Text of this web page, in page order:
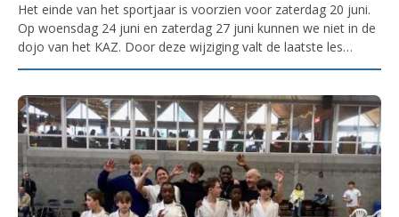
Het einde van het sportjaar is voorzien voor zaterdag 20 juni.
Op woensdag 24 juni en zaterdag 27 juni kunnen we niet in de
dojo van het KAZ. Door deze wijziging valt de laatste les…